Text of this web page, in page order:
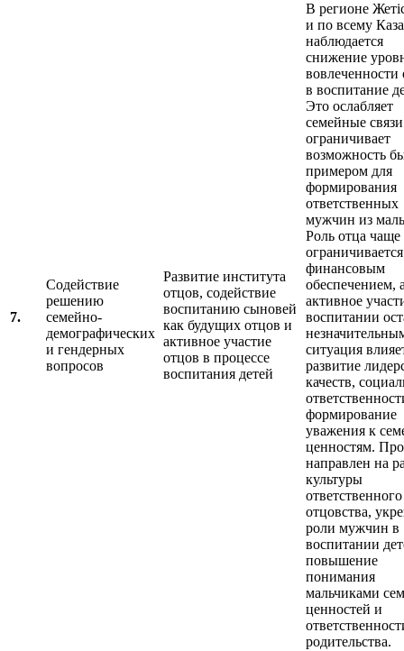
7.
Содействие
решению
семейно-
демографических
и гендерных
вопросов
Развитие института
отцов, содействие
воспитанию сыновей
как будущих отцов и
активное участие
отцов в процессе
воспитания детей
В регионе
и по всему
наблюдается
снижение
вовлеченности
в воспитание
Это ослабляет
семейные
ограничивает
возможность
примером для
формирования
ответственных
мужчин из
Роль отца чаще
финансовым
обеспечением,
активное
воспитании
ситуация
развитие
качеств,
формирование
уважения к
ценностям.
направлен на
культуры
ответственного
отцовства,
роли мужчин в
воспитании
повышение
понимания
мальчиками
ценностей и
родительства.